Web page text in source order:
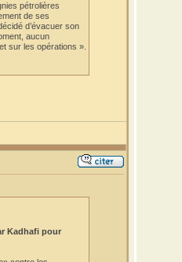
pétrolières
de ses
d’évacuer son
aucun
sur les opérations ».
Kadhafi pour